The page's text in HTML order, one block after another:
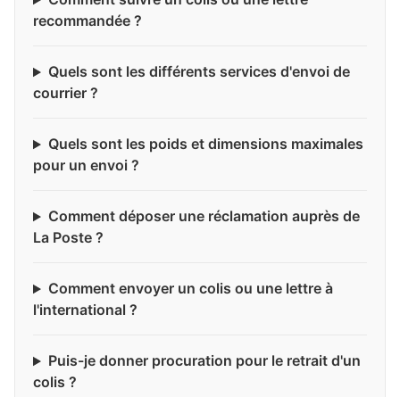
recommandée ?
Quels sont les différents services d'envoi de
courrier ?
Quels sont les poids et dimensions maximales
pour un envoi ?
Comment déposer une réclamation auprès de
La Poste ?
Comment envoyer un colis ou une lettre à
l'international ?
Puis-je donner procuration pour le retrait d'un
colis ?